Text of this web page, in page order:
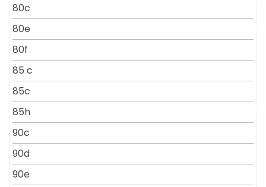
80c
80e
80f
85 c
85c
85h
90c
90d
90e